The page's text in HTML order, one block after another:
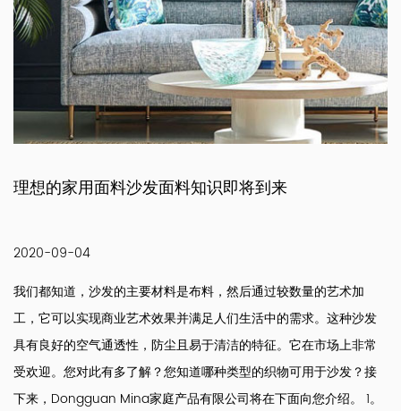
理想的家用面料沙发面料知识即将到来
2020-09-04
我们都知道，沙发的主要材料是布料，然后通过较数量的艺术加
工，它可以实现商业艺术效果并满足人们生活中的需求。这种沙发
具有良好的空气通透性，防尘且易于清洁的特征。它在市场上非常
受欢迎。您对此有多了解？您知道哪种类型的织物可用于沙发？接
下来，Dongguan Mina家庭产品有限公司将在下面向您介绍。 1。